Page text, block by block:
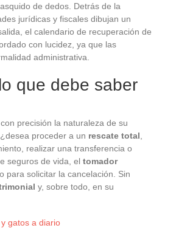
de dedos. Detrás de la
jurídicas y fiscales dibujan un
el calendario de recuperación de
con lucidez, ya que las
administrativa.
que debe saber
precisión la naturaleza de su
proceder a un rescate total
realizar una transferencia o
seguros de vida, el tomador
para solicitar la cancelación. Sin
y, sobre todo, en su
gatos a diario